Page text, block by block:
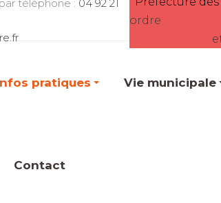
téléphone : 04 92 21
ordre
pratiques Vie municipale
Contact